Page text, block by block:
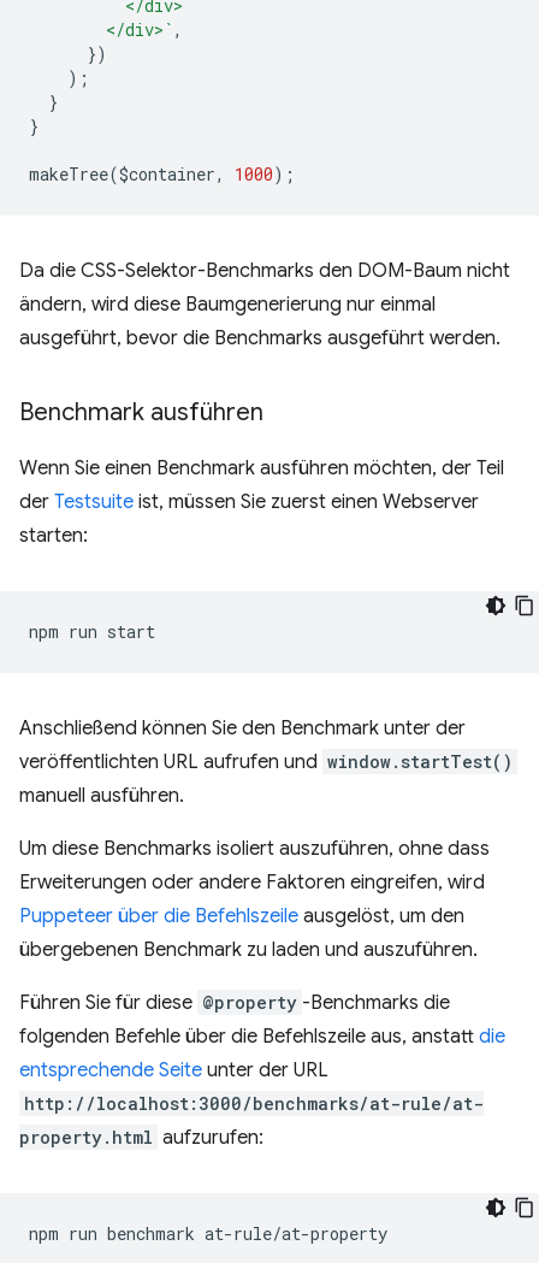
          </div>
        </div>`
,
})
);
}
}
makeTree($container, 1000);
Da die CSS-Selektor-Benchmarks den DOM-Baum nicht
ändern, wird diese Baumgenerierung nur einmal
ausgeführt, bevor die Benchmarks ausgeführt werden.
Benchmark ausführen
Wenn Sie einen Benchmark ausführen möchten, der Teil
der Testsuite ist, müssen Sie zuerst einen Webserver
starten:
npm run
Anschließend können Sie den Benchmark unter der
veröffentlichten URL aufrufen und window.startTest()
manuell ausführen.
Um diese Benchmarks isoliert auszuführen, ohne dass
Erweiterungen oder andere Faktoren eingreifen, wird
Puppeteer über die Befehlszeile ausgelöst, um den
übergebenen Benchmark zu laden und auszuführen.
Führen Sie für diese @property -Benchmarks die
folgenden Befehle über die Befehlszeile aus, anstatt die
entsprechende Seite unter der URL
http://localhost:3000/benchmarks/at-rule/at-
property.html aufzurufen:
npm run benchmark